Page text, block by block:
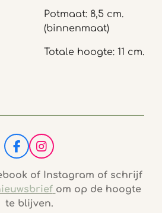
Potmaat: 8,5 cm.
(binnenmaat)
Totale hoogte: 11 cm.
F
a
c
b
o
I
n
s
t
a
g
of Instagram of schrijf
om op de hoogte
te blijven.